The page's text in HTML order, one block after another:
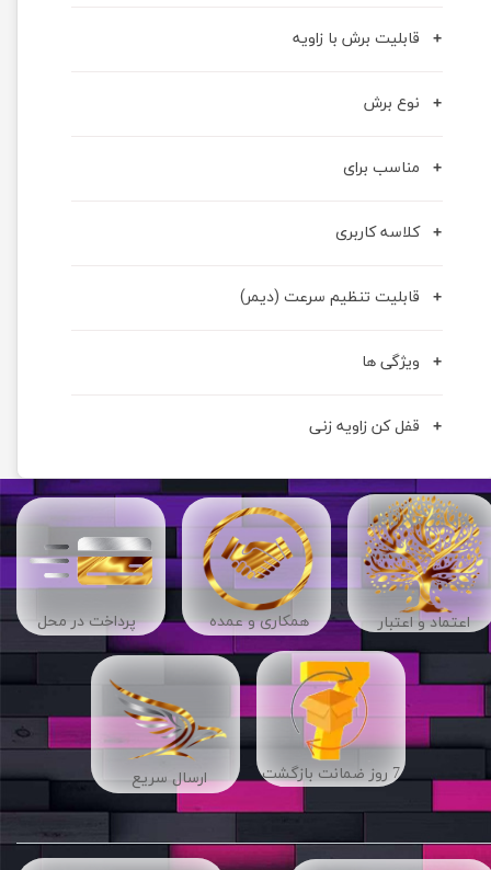
قابلیت برش با زاویه
نوع برش
مناسب برای
کلاسه کاربری
قابلیت تنظیم سرعت (دیمر)
ویژگی ها
قفل کن زاویه زنی
ارسال سریع
اعتماد و اعتبار
7 روز ضمانت بازگشت
پرداخت در محل ​​همکاری و عمده